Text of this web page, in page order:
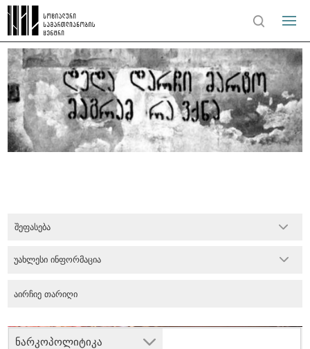
შეფასება
ნარკოპოლიტიკა
უახლესი ინფორმაცია